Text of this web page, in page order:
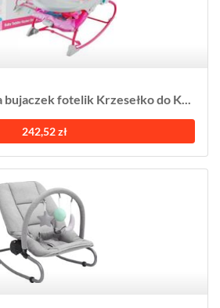
bujaczek fotelik Krzesełko do K...
242,52 zł